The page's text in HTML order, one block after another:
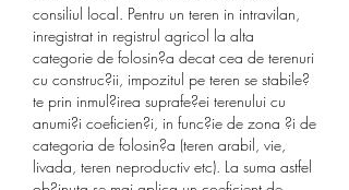
consiliul local. Pentru un teren in intravilan,
inregistrat in registrul agricol la alta
categorie de folosin?a decat cea de terenuri
cu construc?ii, impozitul pe teren se stabile?
te prin inmul?irea suprafe?ei terenului cu
anumi?i coeficien?i, in func?ie de zona ?i de
categoria de folosin?a (teren arabil, vie,
livada, teren neproductiv etc). La suma astfel